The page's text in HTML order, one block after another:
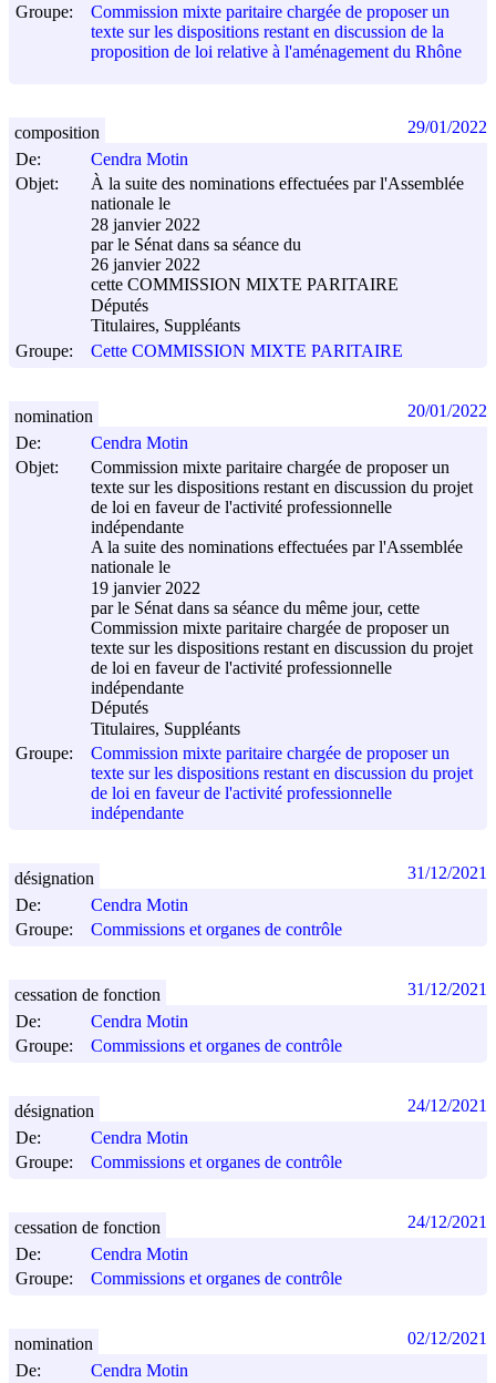
Groupe:
Commission mixte paritaire chargée de proposer un
texte sur les dispositions restant en discussion de la
proposition de loi relative à l'aménagement du Rhône
De:
Cendra Motin
Objet:
À la suite des nominations effectuées par l'Assemblée
nationale le
28 janvier 2022
par le Sénat dans sa séance du
26 janvier 2022
cette COMMISSION MIXTE PARITAIRE
Députés
Titulaires, Suppléants
Groupe:
Cette COMMISSION MIXTE PARITAIRE
composition 29/01/2022
De:
Cendra Motin
Objet:
Commission mixte paritaire chargée de proposer un
texte sur les dispositions restant en discussion du projet
de loi en faveur de l'activité professionnelle
indépendante
A la suite des nominations effectuées par l'Assemblée
nationale le
19 janvier 2022
par le Sénat dans sa séance du même jour, cette
Commission mixte paritaire chargée de proposer un
texte sur les dispositions restant en discussion du projet
de loi en faveur de l'activité professionnelle
indépendante
Députés
Titulaires, Suppléants
Groupe:
Commission mixte paritaire chargée de proposer un
texte sur les dispositions restant en discussion du projet
de loi en faveur de l'activité professionnelle
indépendante
nomination 20/01/2022
De:
Cendra Motin
Groupe:
Commissions et organes de contrôle
désignation 31/12/2021
De:
Cendra Motin
Groupe:
Commissions et organes de contrôle
cessation de fonction 31/12/2021
De:
Cendra Motin
Groupe:
Commissions et organes de contrôle
désignation 24/12/2021
De:
Cendra Motin
Groupe:
Commissions et organes de contrôle
cessation de fonction 24/12/2021
De:
Cendra Motin
nomination 02/12/2021